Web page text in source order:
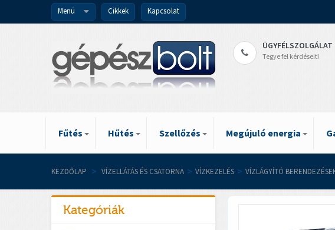
Menü Cikkek Kapcsolat
ÜGYFÉLSZOLGÁLAT
Tegye fel kérdéseit!
Fűtés Hűtés Szellőzés Megújuló energia
KEZDŐLAP > VÍZELLÁTÁS ÉS CSATORNA > VÍZKEZELÉS > VÍZLÁGYÍTÓ
Kategóriák